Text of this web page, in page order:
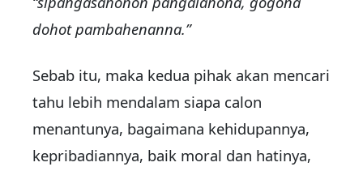
dohot pambahenanna.”
Sebab itu, maka kedua pihak akan mencari
tahu lebih mendalam siapa calon
menantunya, bagaimana kehidupannya,
kepribadiannya, baik moral dan hatinya,